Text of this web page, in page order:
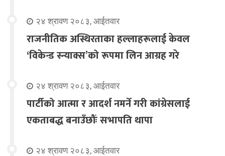
२४ श्रावण २०८३, आईतवार
राजनीतिक अस्थिरताका हल्लाहरूलाई केवल
‘विकेन्ड स्न्याक्स’को रूपमा लिन आग्रह गरे
२४ श्रावण २०८३, आईतवार
पार्टीको आत्मा र आदर्श नमर्ने गरी कांग्रेसलाई
एकताबद्ध बनाउँछौंः सभापति थापा
२४ श्रावण २०८३, आईतवार